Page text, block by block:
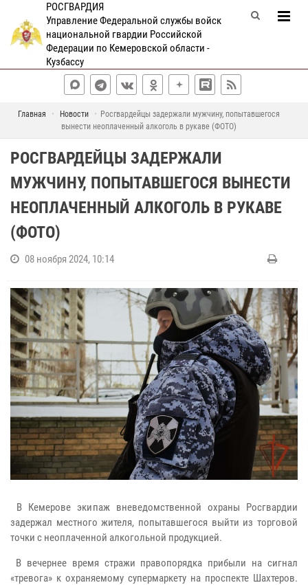
РОСГВАРДИЯ
Управление Федеральной службы войск
национальной гвардии Российской
Федерации по Кемеровской области -
Кузбассу
Главная Новости
Росгвардейцы задержали мужчину, попытавшегося
вынести неоплаченный алкоголь в рукаве (ФОТО)
РОСГВАРДЕЙЦЫ ЗАДЕРЖАЛИ
МУЖЧИНУ, ПОПЫТАВШЕГОСЯ ВЫНЕСТИ
НЕОПЛАЧЕННЫЙ АЛКОГОЛЬ В РУКАВЕ
(ФОТО)
08 ноября 2024, 10:14
В Кемерове экипаж вневедомственной охраны Росгвардии
задержал местного жителя, попытавшегося выйти из торговой
точки с неоплаченной алкогольной продукцией.
В вечернее время стражи правопорядка прибыли на сигнал
«тревога» к охраняемому супермаркету на проспекте Шахтеров.